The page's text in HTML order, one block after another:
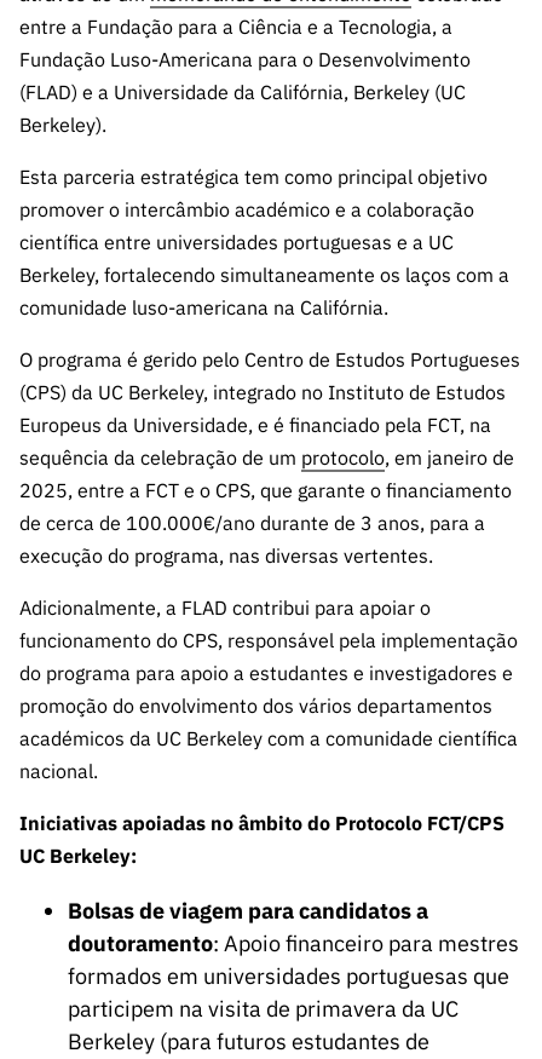
es de I&D
Infraestru
turas
es I&D
Infraestru
turas
Outros
Apoios
e Informação
estatísticos para fins
científicos – Protocolo
INE/DGEEC/FCT
Balcão da Ciência
Newsletter
Agenda
Media e
Identidade
de Marca
Subscrever
Subscrever
Direct Mail
Concursos
FCT
de Ciência
Subscrever
Direct Mail
de
Concursos
Comunicado
s
Transparência
Estratégico
Documentos de Gestão
Apoios Comunitários
Contactos
LINKS
RÁPIDOS
A FCT em
ão,
Certificaç
ão e
Benefícios
Recrutam
ento,
Aquisição
de
Serviços e
Parcerias
Consultas
públicas
Manifesta
ções de
Interesse
FCCN,
digitais da
Canais de
Apoios
PRR –
“Ciência +
Digital” e
“Ciência +
entre a Fundação para a Ciência e a Tecnologia, a
Fundação Luso-Americana para o Desenvolvimento
(FLAD) e a Universidade da Califórnia, Berkeley (UC
Berkeley).
Esta parceria estratégica tem como principal objetivo
promover o intercâmbio académico e a colaboração
científica entre universidades portuguesas e a UC
Berkeley, fortalecendo simultaneamente os laços com a
comunidade luso-americana na Califórnia.
O programa é gerido pelo Centro de Estudos Portugueses
(CPS) da UC Berkeley, integrado no Instituto de Estudos
Europeus da Universidade, e é financiado pela FCT, na
sequência da celebração de um protocolo, em janeiro de
2025, entre a FCT e o CPS, que garante o financiamento
de cerca de 100.000€/ano durante de 3 anos, para a
execução do programa, nas diversas vertentes.
Adicionalmente, a FLAD contribui para apoiar o
funcionamento do CPS, responsável pela implementação
do programa para apoio a estudantes e investigadores e
promoção do envolvimento dos vários departamentos
académicos da UC Berkeley com a comunidade científica
nacional.
Iniciativas apoiadas no âmbito do Protocolo FCT/CPS
UC Berkeley:
Bolsas de viagem para candidatos a
doutoramento: Apoio financeiro para mestres
formados em universidades portuguesas que
participem na visita de primavera da UC
Berkeley (para futuros estudantes de